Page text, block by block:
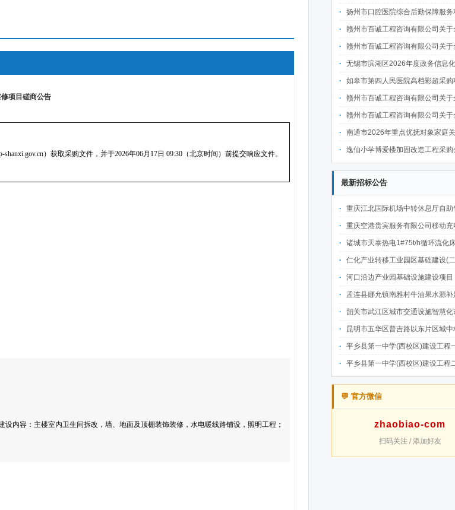
扬州市口腔医院综合后勤保障服务项目采
赣州市百诚工程咨询有限公司关于全南县教育体育局全南县高级职业技术学校整体迁建南校区实训基地项目二次装修及设备采购项目-健身器材（国内货物）分散采购项目（项目编号：GZBC2026-QN-X001品目二）的（不见面
赣州市百诚工程咨询有限公司关于全南县教育体育局全南县高级职业技术学校整体迁建南校区实训基地项目二次装修及设备采购项目-音频设备（国内货物）分散采购项目（项目编号：GZBC2026-QN-X001品目三）的（不见面
无锡市滨湖区2026年度政务信息化统一运维项目
如皋市第四人民医院高档彩超采购项目采
赣州市百诚工程咨询有限公司关于全南县教育体育局全南县高级职业技术学校整体迁建南校区实训基地项目二次装修及设备采购项目-家电（国内货物）分散采购项目（项目编号：GZBC2026-QN-X001品目四）的（不见面
赣州市百诚工程咨询有限公司关于全南县教育体育局全南县高级职业技术学校整体迁建南校区实训基地项目二次装修及设备采购项目-监控设备（国内货物）分散采购项目（项目编号：GZBC2026-QN-X001品目五）的（不见面
南通市2026年重点优抚对象家庭关爱宜居工程施工项目
逸仙小学博爱楼加固改造工程采购
最新招标公告
重庆江北国际机场中转休息厅自助售卖机点位公开招
重庆空港贵宾服务有限公司移动充电宝点位资源公开
诸城市天泰热电1#75t/h循环流化床锅炉及配套设施升级改造项目（设计施工一体
仁化产业转移工业园区基础建设(二期)一韶关仁化产业园区工业二路道路及桥梁(西侧扩园段)建设
河口沿边产业园基础设施建设项目（二期）设计施工总承包（EPC）(三次
孟连县娜允镇南雅村牛油果水源补足提质增效建设项目
韶关市武江区城市交通设施智慧化改造提升项目-基础建设工程（一期）A标段施
昆明市五华区普吉路以东片区城中村改造项目（一期）A7、A-4-2地块安置房项目供配电设计施工一体化
平乡县第一中学(西校区)建设工程一标段施工
平乡县第一中学(西校区)建设工程二标段施工
💬 官方微信
zhaobiao-com
扫码关注 / 添加好友